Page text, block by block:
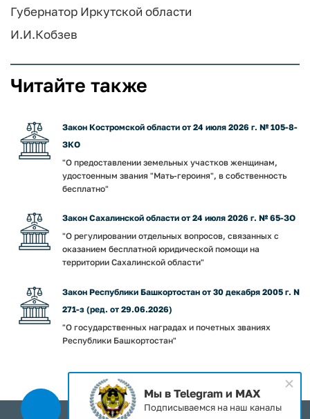
Губернатор Иркутской области
И.И.Кобзев
Читайте также
Закон Костромской области от 24 июля 2026 г. № 105-8-
ЗКО
"О предоставлении земельных участков женщинам,
удостоенным звания "Мать-героиня", в собственность
бесплатно"
Закон Сахалинской области от 24 июля 2026 г. № 65-ЗО
"О регулировании отдельных вопросов, связанных с
оказанием бесплатной юридической помощи на
территории Сахалинской области"
Закон Республики Башкортостан от 30 декабря 2005 г. N
271-з (ред. от 29.06.2026)
"О государственных наградах и почетных званиях
Республики Башкортостан"
Мы в Telegram и MAX
Подписываемся на наш каналы